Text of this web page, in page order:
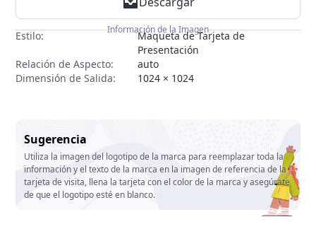
Información de la Imagen
Estilo:
Maqueta de Tarjeta de
Presentación
Relación de Aspecto:
auto
Dimensión de Salida:
1024 × 1024
Sugerencia
Utiliza la imagen del logotipo de la marca para reemplazar toda la
información y el texto de la marca en la imagen de referencia de la
tarjeta de visita, llena la tarjeta con el color de la marca y asegúrate
de que el logotipo esté en blanco.